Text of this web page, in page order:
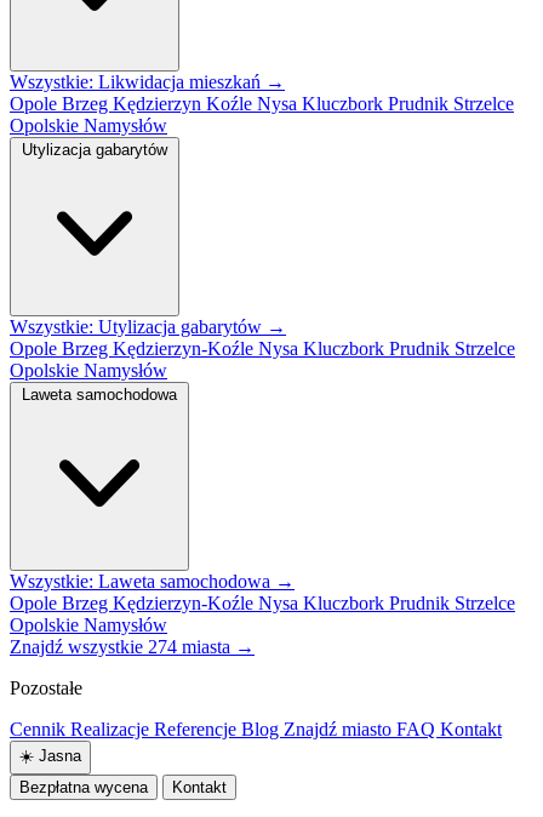
Wszystkie: Likwidacja mieszkań →
Opole Brzeg Kędzierzyn Koźle Nysa Kluczbork Prudnik Strzelce
Opolskie Namysłów
Utylizacja gabarytów
Wszystkie: Utylizacja gabarytów →
Opole Brzeg Kędzierzyn-Koźle Nysa Kluczbork Prudnik Strzelce
Opolskie Namysłów
Laweta samochodowa
Wszystkie: Laweta samochodowa →
Opole Brzeg Kędzierzyn-Koźle Nysa Kluczbork Prudnik Strzelce
Opolskie Namysłów
Znajdź wszystkie 274 miasta →
Pozostałe
Cennik Realizacje Referencje Blog Znajdź miasto FAQ Kontakt
☀️ Jasna
Bezpłatna wycena
Kontakt